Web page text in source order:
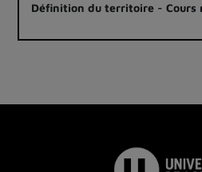
Définition du territoire - Cours